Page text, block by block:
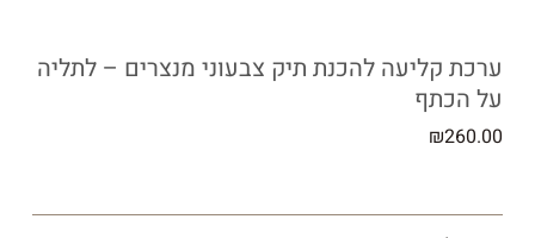
ערכת קליעה להכנת תיק צבעוני מנצרים – לתליה
על הכתף
₪260.00